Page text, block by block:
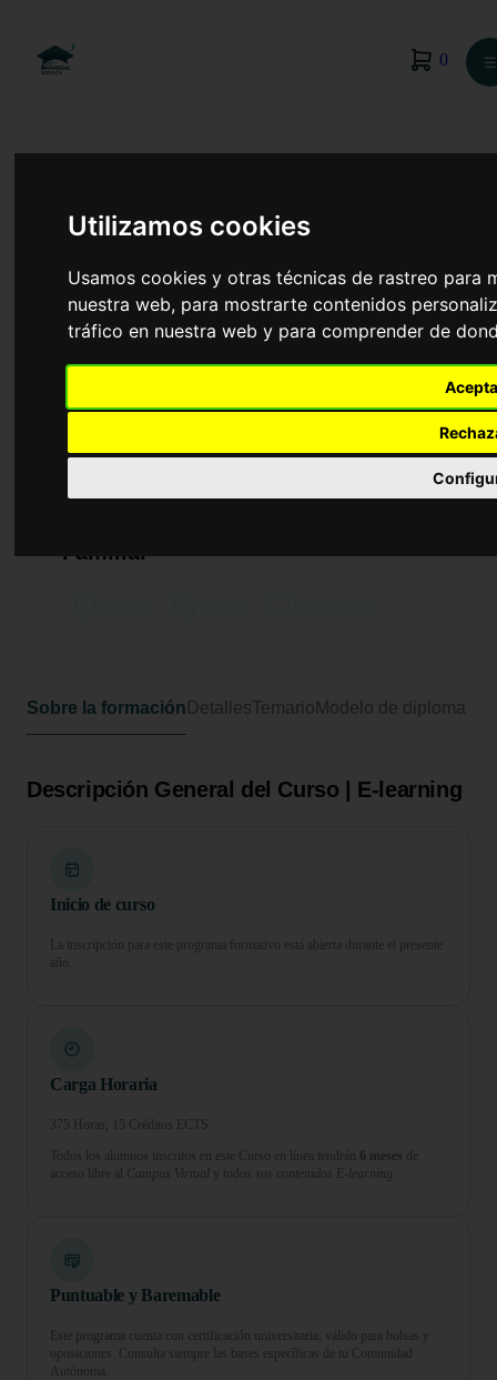
Utilizamos cookies
Usamos cookies y otras técnicas de rastreo para
nuestra web, para mostrarte contenidos
tráfico en nuestra web y para comprender de
0 ☰
Curso de Desarrollo Profesional en
Familiar
Sobre la formación DetallesTemario Modelo de diploma
Descripción General del Curso | E-learning
Inicio de curso
La inscripción para este programa formativo está abierta durante el presente
año.
Carga Horaria
375 Horas, 15 Créditos ECTS
Todos los alumnos inscritos en este Curso en línea tendrán 6 meses de
acceso libre al Campus Virtual y todos sus contenidos E-learning.
Puntuable y Baremable
Este programa cuenta con certificación universitaria, válido para bolsas y
oposiciones. Consulta siempre las bases específicas de tu Comunidad
Autónoma.